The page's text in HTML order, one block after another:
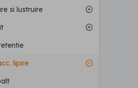
si lustruire
lipire